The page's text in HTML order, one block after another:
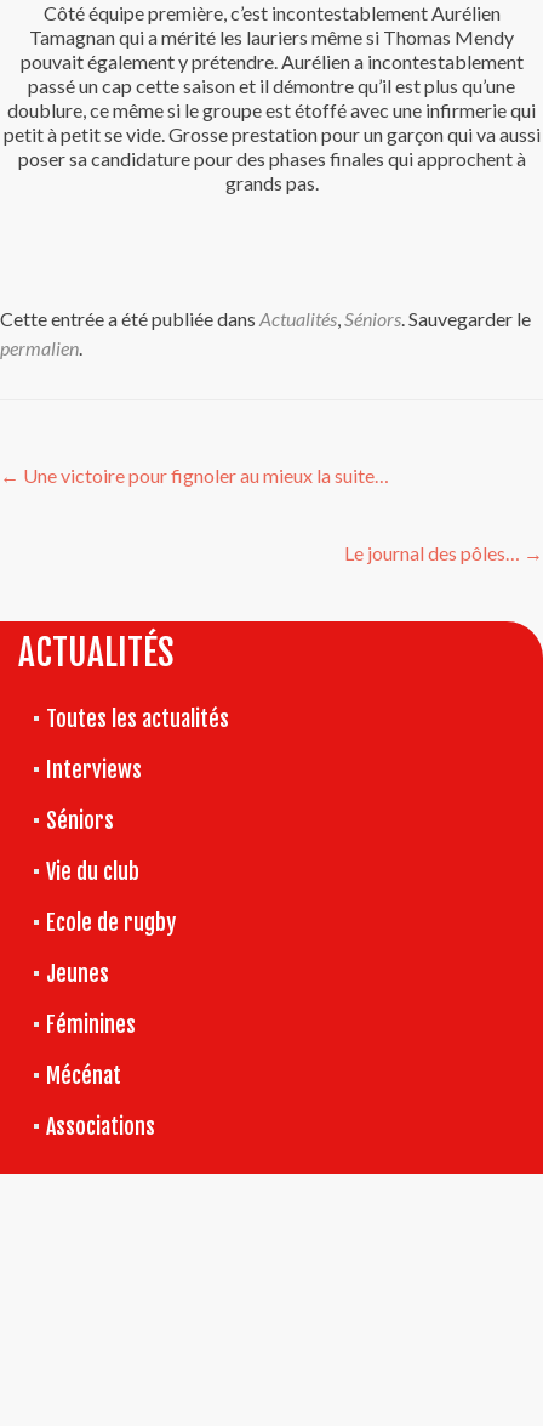
Côté équipe première, c’est incontestablement Aurélien
Tamagnan qui a mérité les lauriers même si Thomas Mendy
pouvait également y prétendre. Aurélien a incontestablement
passé un cap cette saison et il démontre qu’il est plus qu’une
doublure, ce même si le groupe est étoffé avec une infirmerie qui
petit à petit se vide. Grosse prestation pour un garçon qui va aussi
poser sa candidature pour des phases finales qui approchent à
grands pas.
Cette entrée a été publiée dans Actualités,Séniors. Sauvegarder le
permalien.
← Une victoire pour fignoler au mieux la suite…
Le journal des pôles… →
ACTUALITÉS
Toutes les actualités
Interviews
Séniors
Vie du club
Ecole de rugby
Jeunes
Féminines
Mécénat
Associations